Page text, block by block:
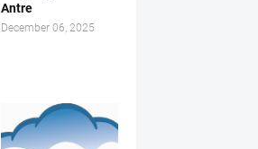
Antre
December 06, 2025